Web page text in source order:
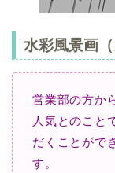
水彩風景画（
営業部の方か
人気とのこと
だくことがで
す。